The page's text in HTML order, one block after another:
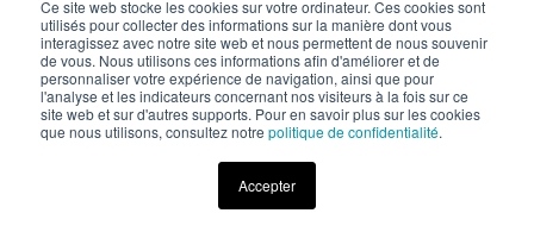
Ce site web stocke les cookies sur votre ordinateur. Ces cookies sont
utilisés pour collecter des informations sur la manière dont vous
interagissez avec notre site web et nous permettent de nous souvenir
de vous. Nous utilisons ces informations afin d'améliorer et de
personnaliser votre expérience de navigation, ainsi que pour
l'analyse et les indicateurs concernant nos visiteurs à la fois sur ce
site web et sur d'autres supports. Pour en savoir plus sur les cookies
que nous utilisons, consultez notre politique de confidentialité.
Accepter